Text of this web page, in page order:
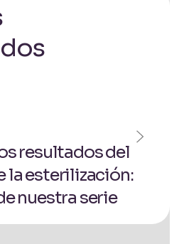
resultados del
la esterilización:
nuestra serie